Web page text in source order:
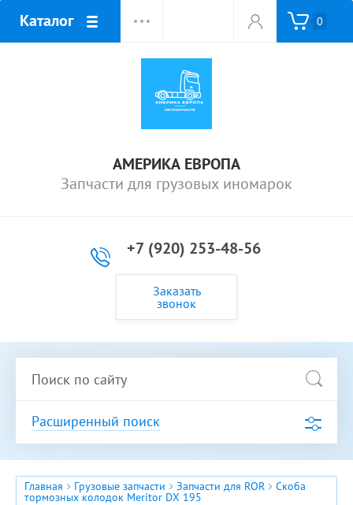
Каталог 0
АМЕРИКА ЕВРОПА
Запчасти для грузовых иномарок
+7 (920) 253-48-56
Заказать
звонок
Расширенный поиск
Главная Грузовые запчасти Запчасти для ROR Скоба
тормозных колодок Meritor DX 195